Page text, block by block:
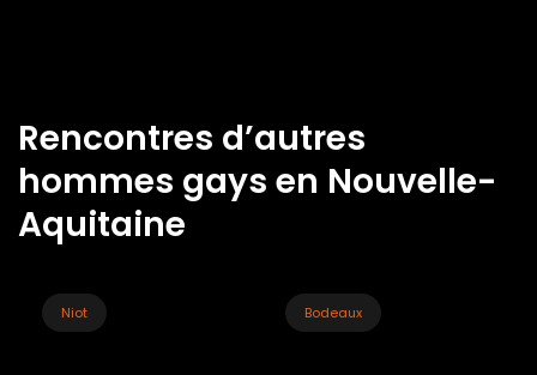
Rencontres d’autres
hommes gays en Nouvelle-
Aquitaine
Niot Bodeaux